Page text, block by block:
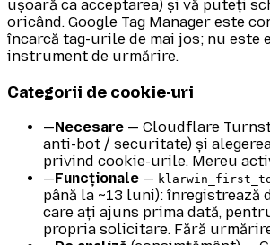
ușoară ca acceptarea) și vă puteți
oricând. Google Tag Manager este
încarcă tag-urile de mai jos; nu este
instrument de urmărire.
Categorii de cookie-uri
—Necesare — Cloudflare
anti-bot / securitate) și
privind cookie-urile. Mereu
—Funcționale —
până la ~13 luni): înregistrează
care ați ajuns prima dată,
propria solicitare. Fără